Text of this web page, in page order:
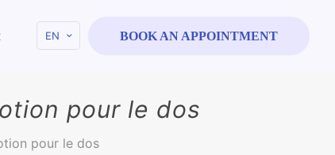
EN BOOK AN APPOINTMENT
pour le dos
pour le dos